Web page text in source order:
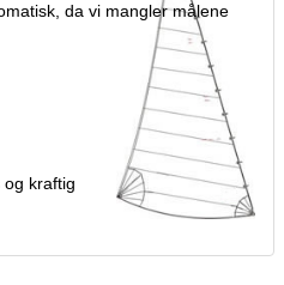
da vi mangler målene
og kraftig